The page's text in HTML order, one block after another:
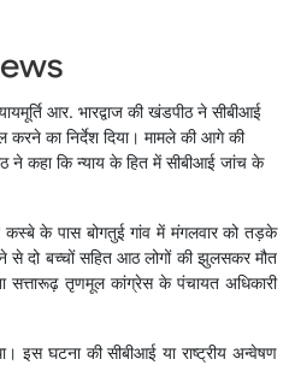
आर. भारद्वाज की खंडपीठ ने सीबीआई
करने का निर्देश दिया। मामले की आगे की
ने कहा कि न्याय के हित में सीबीआई जांच के
कस्बे के पास बोगतुई गांव में मंगलवार को तड़के
दो बच्चों सहित आठ लोगों की झुलसकर मौत
सत्तारूढ़ तृणमूल कांग्रेस के पंचायत अधिकारी
इस घटना की सीबीआई या राष्ट्रीय अन्वेषण